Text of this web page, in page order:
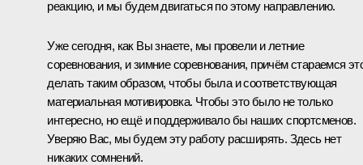
реакцию, и мы будем двигаться по этому направлению.
Уже сегодня, как Вы знаете, мы провели и летние
соревнования, и зимние соревнования, причём стараемся
делать таким образом, чтобы была и соответствующая
материальная мотивировка. Чтобы это было не только
интересно, но ещё и поддерживало бы наших спортсменов.
Уверяю Вас, мы будем эту работу расширять. Здесь нет
никаких сомнений.